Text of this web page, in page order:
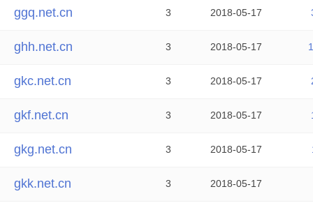
ggq.net.cn 3 2018-05-17
ghh.net.cn 3 2018-05-17
gkc.net.cn 3 2018-05-17
gkf.net.cn 3 2018-05-17
gkg.net.cn 3 2018-05-17
gkk.net.cn 3 2018-05-17